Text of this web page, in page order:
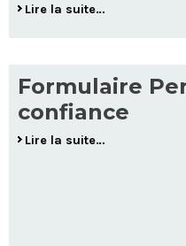
Lire la suite…
Formulaire
confiance
Lire la suite…